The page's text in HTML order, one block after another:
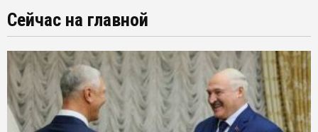
Сейчас на главной